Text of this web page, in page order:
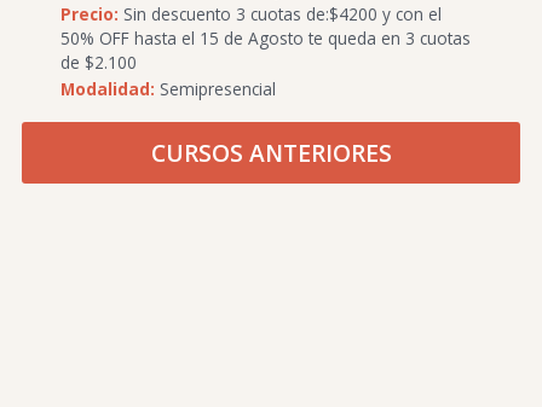
Precio: Sin descuento 3 cuotas de:$4200 y con el
50% OFF hasta el 15 de Agosto te queda en 3 cuotas
de $2.100
Modalidad: Semipresencial
CURSOS ANTERIORES